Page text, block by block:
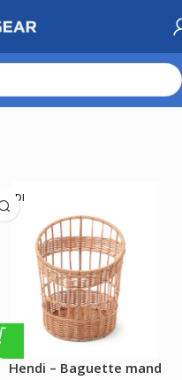
HENDI
Hendi – Baguette mand